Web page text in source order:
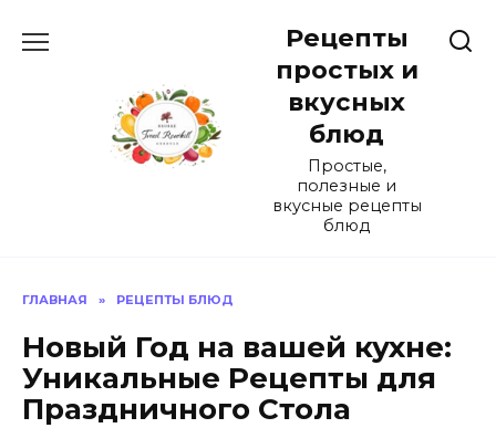
Рецепты
простых и
вкусных
блюд
Простые,
полезные и
вкусные рецепты
блюд
ГЛАВНАЯ » РЕЦЕПТЫ БЛЮД
Новый Год на вашей кухне:
Уникальные Рецепты для
Праздничного Стола